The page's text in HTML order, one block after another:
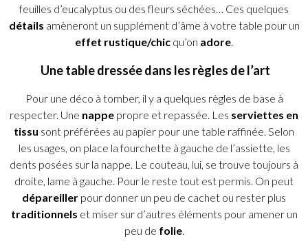
feuilles d’eucalyptus ou des fleurs séchées… Ces quelques
détails amèneront un supplément d’âme à votre table pour un
effet rustique/chic qu’on adore.
Une table dressée dans les règles de l’art
Pour une déco à tomber, il y a quelques règles de base à
respecter. Une nappe propre et repassée. Les serviettes en
tissu sont préférées au papier pour une table raffinée. Selon
les usages, on place la fourchette à gauche de l’assiette, les
dents posées sur la nappe. Le couteau, lui, se trouve toujours à
droite, lame à gauche. Pour le reste tout est permis. On peut
dépareiller pour donner un peu de cachet ou rester plus
traditionnels et miser sur d’autres éléments pour amener un
peu de folie.